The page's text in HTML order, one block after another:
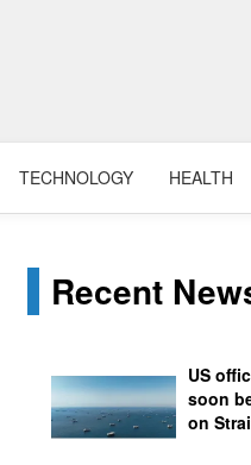
TECHNOLOGY HEALTH
Recent
US
soon
on